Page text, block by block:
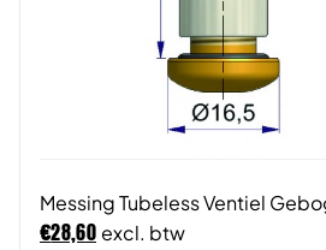
Messing Tubeless Ventiel
€28,60 excl. btw